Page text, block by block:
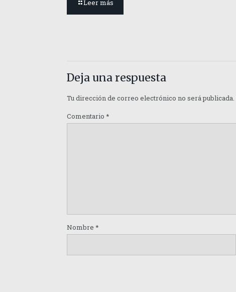
Leer más
Deja una respuesta
Tu dirección de correo electrónico no será publicada.
Comentario *
Nombre *